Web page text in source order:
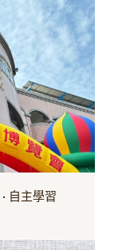
自主學習